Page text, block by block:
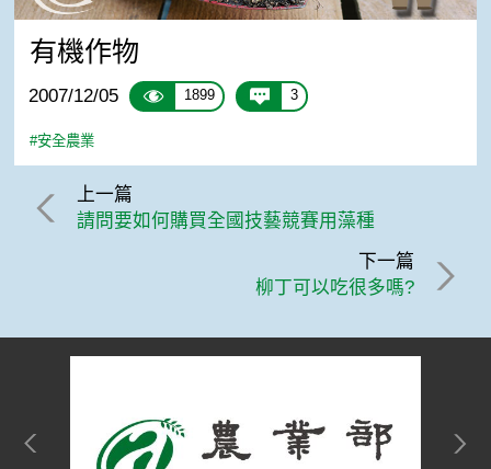
有機作物
2007/12/05 1899 3
#安全農業
上一篇
請問要如何購買全國技藝競賽用藻種
下一篇
柳丁可以吃很多嗎?